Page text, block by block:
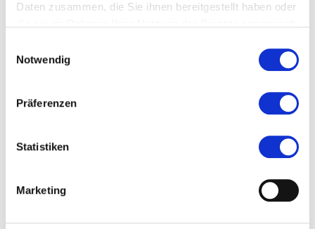
Daten zusammen, die Sie ihnen bereitgestellt haben oder
Notwendig
Präferenzen
Statistiken
Marketing
Auf OpenStreetMap ansehen